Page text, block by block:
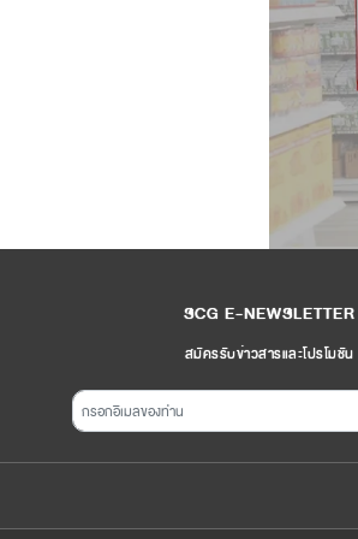
SCG E-NEWSLETTER
สมัครรับข่าวสารและโปรโมชัน